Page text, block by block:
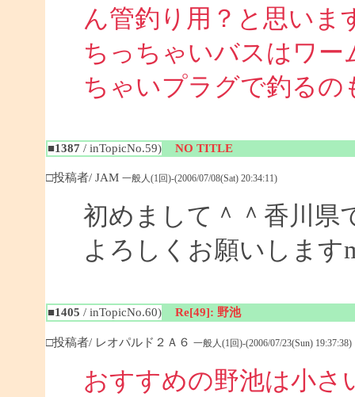
ん管釣り用？と思いま
ちっちゃいバスはワ
ちゃいプラグで釣るの
■1387 / inTopicNo.59) NO TITLE
□投稿者/ JAM 一般人(1回)-(2006/07/08(Sat) 20:34:11)
初めまして＾＾香川県
よろしくお願いします
■1405 / inTopicNo.60) Re[49]: 野池
□投稿者/ レオパルド２Ａ６ 一般人(1回)-(2006/07/23(Sun) 19:37:38)
おすすめの野池は小さ